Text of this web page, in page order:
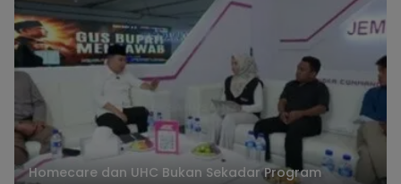
Homecare dan UHC Bukan Sekadar Program